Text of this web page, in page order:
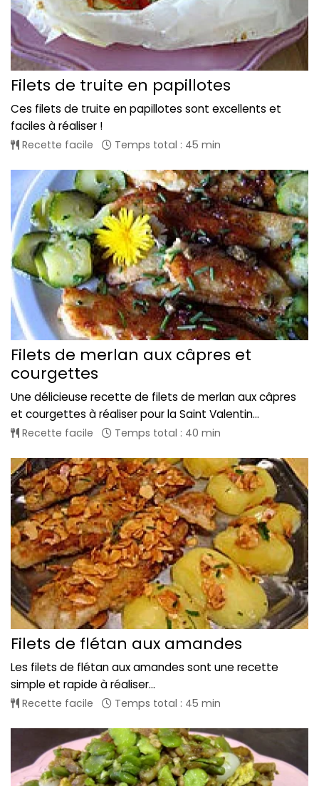
Filets de truite en papillotes
Ces filets de truite en papillotes sont excellents et
faciles à réaliser !
Recette facile Temps total : 45 min
Filets de merlan aux câpres et
courgettes
Une délicieuse recette de filets de merlan aux câpres
et courgettes à réaliser pour la Saint Valentin...
Recette facile Temps total : 40 min
Filets de flétan aux amandes
Les filets de flétan aux amandes sont une recette
simple et rapide à réaliser...
Recette facile Temps total : 45 min